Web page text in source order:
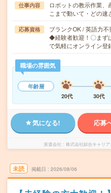
仕事内容
ロボットの教示作業
こまで動いて・どの
応募資格
ブランクOK / 英語力不
◆経験者歓迎！〇まず
で気軽にオンライン
職場の雰囲気
年齢層
20代
30代
気になる! 応募
派遣会社 株式会社綜合キャリ
未読 掲載日 2026/08/06